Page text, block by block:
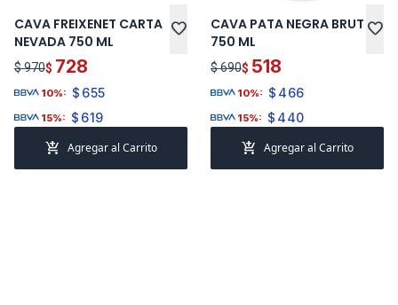
CAVA FREIXENET CARTA
NEVADA 750 ML
favorite
$ 970$ 728
10%: $ 655
15%: $ 619
add_shopping_cart Agregar al Carrito
CAVA PATA NEGRA BRUT
750 ML
favorite
$ 690$ 518
10%: $ 466
15%: $ 440
add_shopping_cart Agregar al Carrito